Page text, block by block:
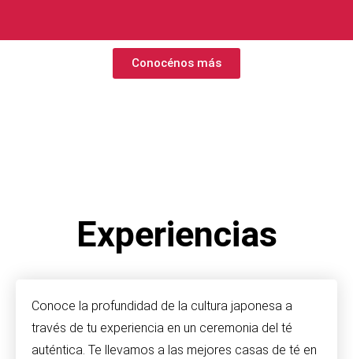
Conocénos más
Experiencias
Conoce la profundidad de la cultura japonesa a
través de tu experiencia en un ceremonia del té
auténtica. Te llevamos a las mejores casas de té en